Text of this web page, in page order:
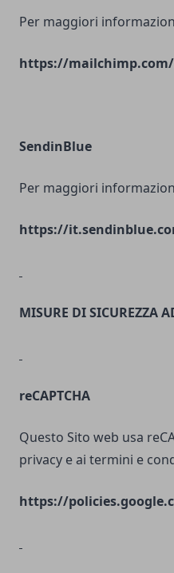
Per maggiori
https://
SendinBlue
Per maggiori
https://
MISURE DI SICUREZZA
reCAPTCHA
Questo Sito web usa
privacy e ai termini e
https://